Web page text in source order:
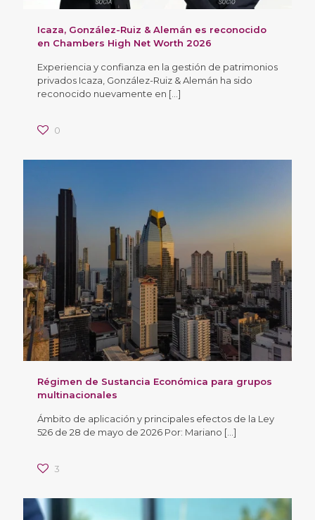
Icaza, González-Ruiz & Alemán es reconocido
en Chambers High Net Worth 2026
Experiencia y confianza en la gestión de patrimonios
privados Icaza, González-Ruiz & Alemán ha sido
reconocido nuevamente en […]
0
Régimen de Sustancia Económica para grupos
multinacionales
Ámbito de aplicación y principales efectos de la Ley
526 de 28 de mayo de 2026 Por: Mariano […]
3